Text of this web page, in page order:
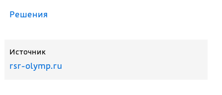
Решения
Источник
rsr-olymp.ru